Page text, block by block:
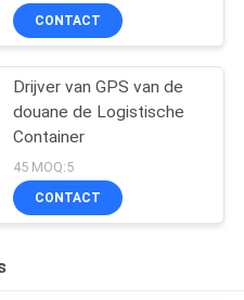
CONTACT
Drijver van GPS van de
douane de Logistische
Container
45 MOQ:5
CONTACT